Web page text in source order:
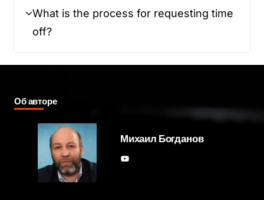
What is the process for requesting time
off?
Об авторе
Михаил Богданов
YouTube